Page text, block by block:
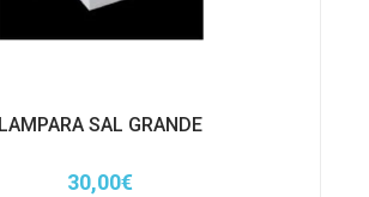
LAMPARA SAL GRANDE
30,00€